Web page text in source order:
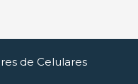
de Celulares